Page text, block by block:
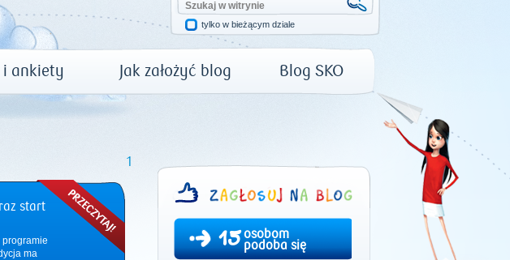
tylko w bieżącym dziale
i ankiety Jak założyć blog Blog SKO
1
start
programie
ma
15osobom
podoba się